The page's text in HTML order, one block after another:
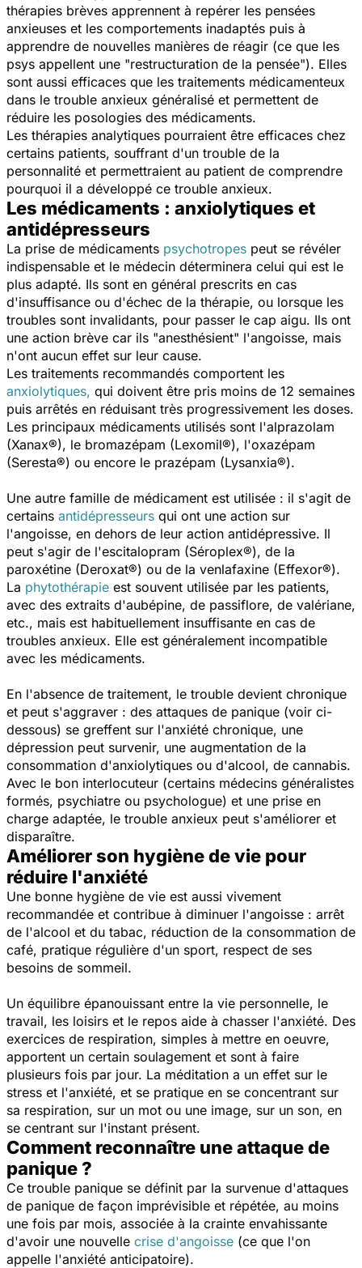
thérapies brèves apprennent à repérer les pensées
anxieuses et les comportements inadaptés puis à
apprendre de nouvelles manières de réagir (ce que les
psys appellent une "restructuration de la pensée"). Elles
sont aussi efficaces que les traitements médicamenteux
dans le trouble anxieux généralisé et permettent de
réduire les posologies des médicaments.
Les thérapies analytiques pourraient être efficaces chez
certains patients, souffrant d'un trouble de la
personnalité et permettraient au patient de comprendre
pourquoi il a développé ce trouble anxieux.
Les médicaments : anxiolytiques et
antidépresseurs
La prise de médicaments psychotropes peut se révéler
indispensable et le médecin déterminera celui qui est le
plus adapté. Ils sont en général prescrits en cas
d'insuffisance ou d'échec de la thérapie, ou lorsque les
troubles sont invalidants, pour passer le cap aigu. Ils ont
une action brève car ils "anesthésient" l'angoisse, mais
n'ont aucun effet sur leur cause.
Les traitements recommandés comportent les
anxiolytiques, qui doivent être pris moins de 12 semaines
puis arrêtés en réduisant très progressivement les doses.
Les principaux médicaments utilisés sont l'alprazolam
(Xanax®), le bromazépam (Lexomil®), l'oxazépam
(Seresta®) ou encore le prazépam (Lysanxia®).
Une autre famille de médicament est utilisée : il s'agit de
certains antidépresseurs qui ont une action sur
l'angoisse, en dehors de leur action antidépressive. Il
peut s'agir de l'escitalopram (Séroplex®), de la
paroxétine (Deroxat®) ou de la venlafaxine (Effexor®).
La phytothérapie est souvent utilisée par les patients,
avec des extraits d'aubépine, de passiflore, de valériane,
etc., mais est habituellement insuffisante en cas de
troubles anxieux. Elle est généralement incompatible
avec les médicaments.
En l'absence de traitement, le trouble devient chronique
et peut s'aggraver : des attaques de panique (voir ci-
dessous) se greffent sur l'anxiété chronique, une
dépression peut survenir, une augmentation de la
consommation d'anxiolytiques ou d'alcool, de cannabis.
Avec le bon interlocuteur (certains médecins généralistes
formés, psychiatre ou psychologue) et une prise en
charge adaptée, le trouble anxieux peut s'améliorer et
disparaître.
Améliorer son hygiène de vie pour
réduire l'anxiété
Une bonne hygiène de vie est aussi vivement
recommandée et contribue à diminuer l'angoisse : arrêt
de l'alcool et du tabac, réduction de la consommation de
café, pratique régulière d'un sport, respect de ses
besoins de sommeil.
Un équilibre épanouissant entre la vie personnelle, le
travail, les loisirs et le repos aide à chasser l'anxiété. Des
exercices de respiration, simples à mettre en oeuvre,
apportent un certain soulagement et sont à faire
plusieurs fois par jour. La méditation a un effet sur le
stress et l'anxiété, et se pratique en se concentrant sur
sa respiration, sur un mot ou une image, sur un son, en
se centrant sur l'instant présent.
Comment reconnaître une attaque de
panique ?
Ce trouble panique se définit par la survenue d'attaques
de panique de façon imprévisible et répétée, au moins
une fois par mois, associée à la crainte envahissante
d'avoir une nouvelle crise d'angoisse (ce que l'on
appelle l'anxiété anticipatoire).